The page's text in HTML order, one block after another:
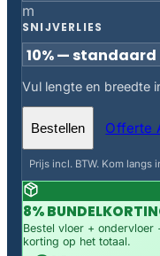
m
SNIJVERLIES
Vul lengte en breedte
Bestellen Offerte
Prijs incl. BTW. Kom langs
8%
Bestel vloer + ondervloer
korting op het totaal.